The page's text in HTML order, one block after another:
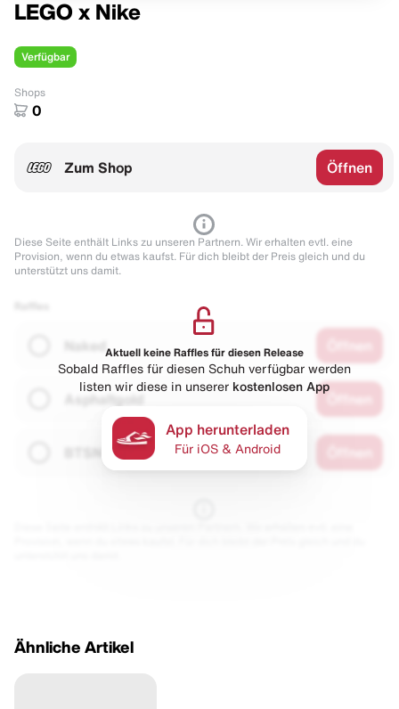
LEGO x Nike
Verfügbar
Shops
0
Zum Shop Öffnen
Diese Seite enthält Links zu unseren Partnern. Wir erhalten evtl. eine
Provision, wenn du etwas kaufst. Für dich bleibt der Preis gleich und du
unterstützt uns damit.
Naked
Asphaltgold
Aktuell keine Raffles für diesen Release
Sobald Raffles für diesen Schuh verfügbar werden
listen wir diese in unserer kostenlosen App
App herunterladen
Für iOS & Android
Ähnliche Artikel